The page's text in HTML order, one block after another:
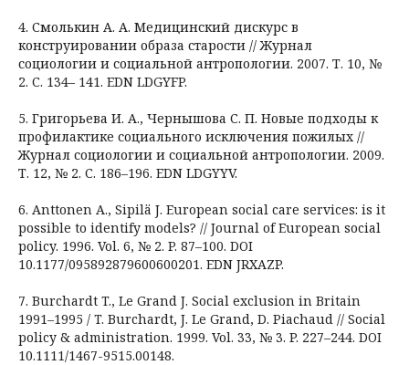
4. Смолькин А. А. Медицинский дискурс в
конструировании образа старости // Журнал
социологии и социальной антропологии. 2007. Т. 10, №
2. С. 134– 141. EDN LDGYFP.
5. Григорьева И. А., Чернышова С. П. Новые подходы к
профилактике социального исключения пожилых //
Журнал социологии и социальной антропологии. 2009.
Т. 12, № 2. С. 186–196. EDN LDGYYV.
6. Anttonen A., Sipilä J. European social care services: is it
possible to identify models? // Journal of European social
policy. 1996. Vol. 6, № 2. P. 87–100. DOI
10.1177/095892879600600201. EDN JRXAZP.
7. Burchardt T., Le Grand J. Social exclusion in Britain
1991–1995 / T. Burchardt, J. Le Grand, D. Piachaud // Social
policy & administration. 1999. Vol. 33, № 3. P. 227–244. DOI
10.1111/1467-9515.00148.